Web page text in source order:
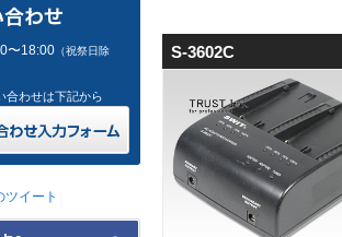
S-3602C
〜18:00 （祝祭日除
合わせは下記から
ツイート